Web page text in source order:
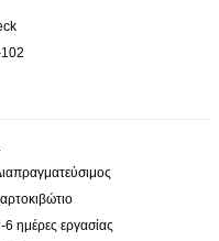
6 ημέρες εργασίας